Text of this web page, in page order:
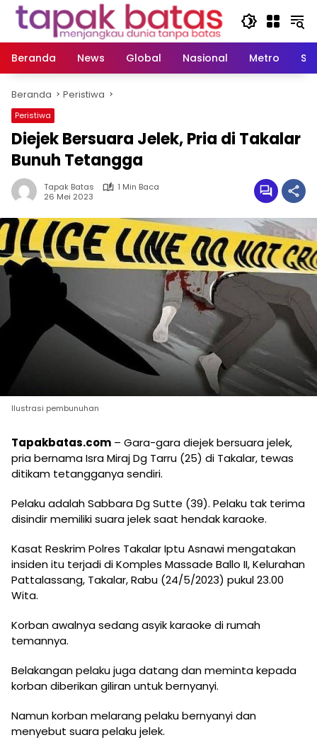
Langsung
Beranda
News Global Nasional Metro
Beranda Peristiwa
Peristiwa
Diejek Bersuara Jelek, Pria di Takalar
Bunuh Tetangga
Tapak Batas
1 Min Baca
26 Mei 2023
Ilustrasi pembunuhan
Tapakbatas.com – Gara-gara diejek bersuara jelek,
pria bernama Isra Miraj Dg Tarru (25) di Takalar, tewas
ditikam tetangganya sendiri.
Pelaku adalah Sabbara Dg Sutte (39). Pelaku tak terima
disindir memiliki suara jelek saat hendak karaoke.
Kasat Reskrim Polres Takalar Iptu Asnawi mengatakan
insiden itu terjadi di Komples Massade Ballo II, Kelurahan
Pattalassang, Takalar, Rabu (24/5/2023) pukul 23.00
Wita.
Korban awalnya sedang asyik karaoke di rumah
temannya.
Belakangan pelaku juga datang dan meminta kepada
korban diberikan giliran untuk bernyanyi.
Namun korban melarang pelaku bernyanyi dan
menyebut suara pelaku jelek.